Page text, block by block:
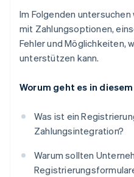
Im Folgenden
mit Zahlungsoptionen,
Fehler und Möglichkeiten,
unterstützen kann.
Worum geht es in
Was ist ein
Zahlungsintegration?
Warum sollten